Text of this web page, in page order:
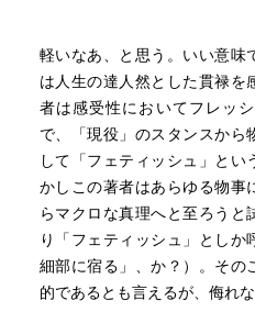
軽いなあ、と思う。いい意味
は人生の達人然とした貫禄を
者は感受性においてフレッ
で、「現役」のスタンスから
して「フェティッシュ」とい
かしこの著者はあらゆる物事
らマクロな真理へと至ろうと
り「フェティッシュ」としか
細部に宿る」、か？）。その
的であるとも言えるが、侮れ